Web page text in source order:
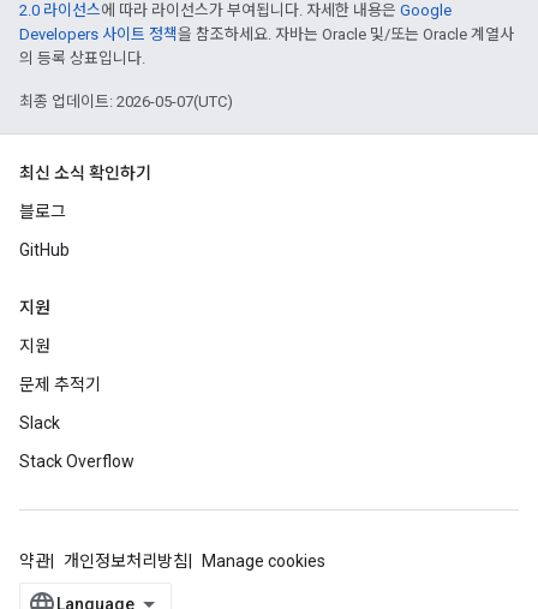
2.0 라이선스에 따라 라이선스가 부여됩니다. 자세한 내용은 Google
Developers 사이트 정책을 참조하세요. 자바는 Oracle 및/또는 Oracle 계열사
의 등록 상표입니다.
최종 업데이트: 2026-05-07(UTC)
최신 소식 확인하기
블로그
GitHub
지원
지원
문제 추적기
Slack
Stack Overflow
약관 개인정보처리방침 Manage cookies